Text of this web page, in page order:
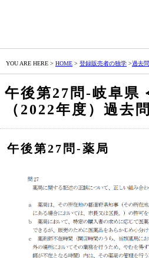
YOU ARE HERE > HOME > 登録販売者の独学 >過去問
午後第27問‐岐阜県
（2022年度）過去
午後第27問‐薬局